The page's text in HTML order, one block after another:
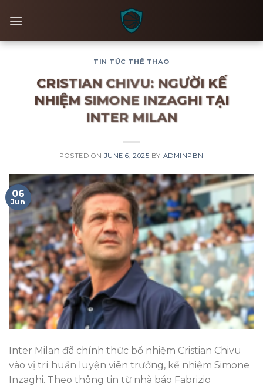
TIN TỨC THỂ THAO
CRISTIAN CHIVU: NGƯỜI KẾ
NHIỆM SIMONE INZAGHI TẠI
INTER MILAN
POSTED ONJUNE 6, 2025 BY ADMINPBN
06
Jun
Inter Milan đã chính thức bổ nhiệm Cristian Chivu
vào vị trí huấn luyện viên trưởng, kế nhiệm Simone
Inzaghi. Theo thông tin từ nhà báo Fabrizio